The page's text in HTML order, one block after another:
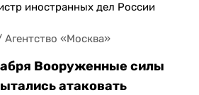
иностранных дел России
«Москва»
Вооруженные силы
атаковать